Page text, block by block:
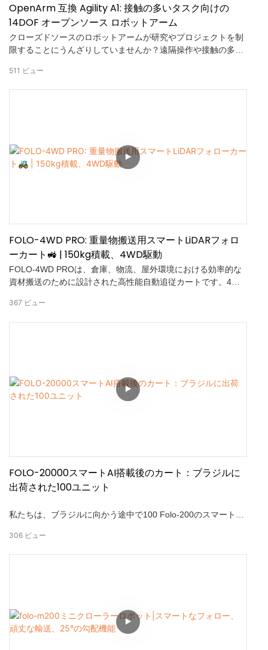
OpenArm 互換 Agility A1: 接触の多いタスク向けの
14DOF オープンソース ロボットアーム
クローズドソースのロボットアームが研究やプロジェクトを制
限することにうんざりしていませんか？遠隔操作や接触の多い
プンソースのヒューマノイドアーム、 #AgilityA1をご紹介しま
す。✅ 重要なコアスペック：アームあたり7自由度（合計14自
511 ビュー
FOLO-4WD PRO: 重量物搬送用スマートLiDARフォロ
ーカート🚜 | 150kg積載、4WD駆動
FOLO-4WD PROは、倉庫、物流、屋外環境における効率的な
資材搬送のために設計された高性能自動追従カートです。4WD
した安全な動作を実現します。調整可能な追従距離、リモート
コントロール、そして150kgの積載能力を備え、生産性の向上
367 ビュー
FOLO-20000スマートAI搭載後のカート：ブラジルに
出荷された100ユニット
私たちは、ブラジルに向かう途中で100 Folo-200のスマートに
います！このマイルストーンは、高度な自動化ソリューション
に対する信頼の高まりを強調しています。 FOLO-200は、最大
効率を大幅に向上させます。
306 ビュー